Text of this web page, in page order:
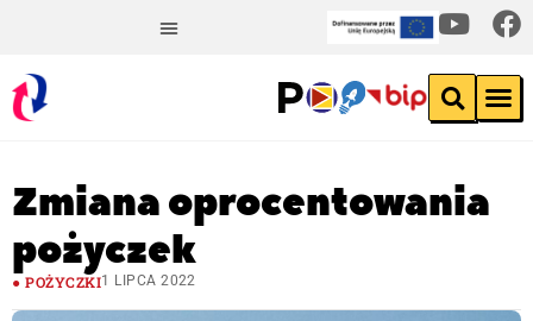
Zmiana oprocentowania
pożyczek
POŻYCZKI1 LIPCA 2022